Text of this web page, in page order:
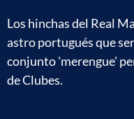
Los hinchas del Real
astro portugués que
conjunto 'merengue'
de Clubes.